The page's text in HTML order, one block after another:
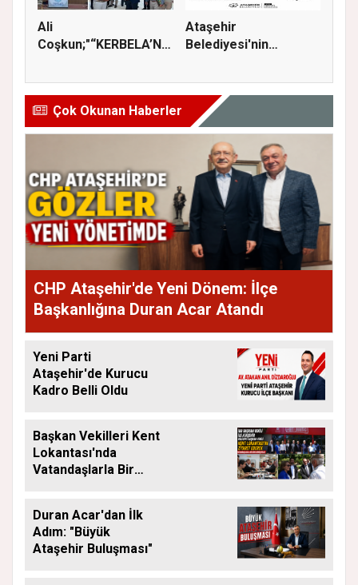
Ali
Coşkun;"“KERBELA’NIN
HA...
Ataşehir
Belediyesi'nin
Hik...
Çok Okunan Haberler
CHP Ataşehir'de Yeni Dönem: İlçe
Başkanlığına Duran Acar Atandı
Yeni Parti
Ataşehir'de Kurucu
Kadro Belli Oldu
Başkan Vekilleri Kent
Lokantası'nda
Vatandaşlarla Bir
Duran Acar'dan İlk
Adım: "Büyük
Ataşehir Buluşması"